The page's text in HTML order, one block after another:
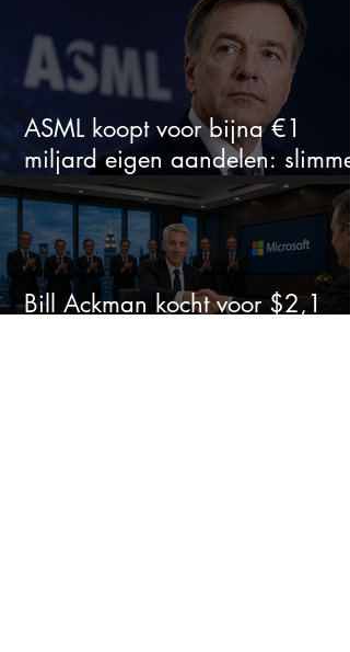
ASML koopt voor bijna €1
miljard eigen aandelen: slimme
zet of dure timing?
Bill Ackman kocht voor $2,1